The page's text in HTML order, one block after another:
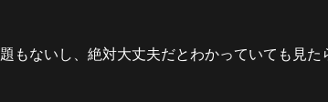
もないし、絶対大丈夫だとわかっていても見た